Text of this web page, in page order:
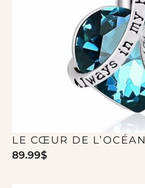
LE CŒUR DE L’OCÉAN
89.99$